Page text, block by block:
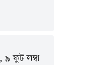
৯ ফুট লম্বা